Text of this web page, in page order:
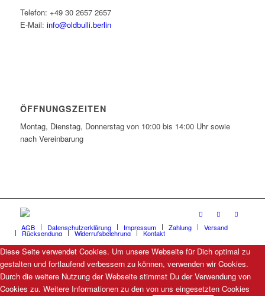
Telefon: +49 30 2657 2657
E-Mail: info@oldbulli.berlin
ÖFFNUNGSZEITEN
Montag, Dienstag, Donnerstag von 10:00 bis 14:00 Uhr sowie
nach Vereinbarung
AGB Datenschutzerklärung Impressum Zahlung Versand
Rücksendung Widerrufsbelehrung Kontakt
Diese Seite verwendet Cookies. Um unsere Webseite für Dich optimal zu
gestalten und fortlaufend verbessern zu können, verwenden wir Cookies.
Durch die weitere Nutzung der Webseite stimmst Du der Verwendung von
Cookies zu. Weitere Informationen zu den von uns eingesetzten Cookies